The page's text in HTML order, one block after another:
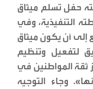
رعى جلالته حفل تسلم ميثاق
التنفيذية، وفي
إلى أن يكون ميثاق
لتفعيل وتنظيم
ثقة المواطنين في
وجاء التوجيه